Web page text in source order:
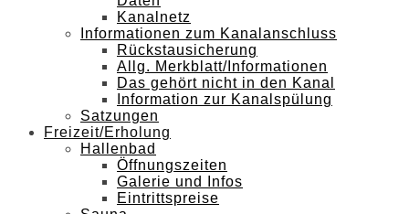
Kanalnetz
Informationen zum Kanalanschluss
Rückstausicherung
Allg. Merkblatt/Informationen
Das gehört nicht in den Kanal
Information zur Kanalspülung
Satzungen
Freizeit/Erholung
Hallenbad
Öffnungszeiten
Galerie und Infos
Eintrittspreise